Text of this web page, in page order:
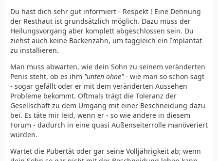
Du hast dich sehr gut informiert - Respekt ! Eine Dehnung
der Resthaut ist grundsätzlich möglich. Dazu muss der
Heilungsvorgang aber komplett abgeschlossen sein. Du
ziehst auch keine Backenzahn, um taggleich ein Implantat
zu installieren.
Man muss abwarten, wie dein Sohn zu seinem veränderten
Penis steht, ob es ihm "unten ohne"- wie man so schön sagt
- sogar gefällt oder er mit dem veränderten Aussehen
Probleme bekommt. Oftmals trägt die Toleranz der
Gesellschaft zu dem Umgang mit einer Beschneidung dazu
bei. Es täte mir leid, wenn er - so wie andere in diesem
Forum - dadurch in eine quasi Außenseiterrolle manöveriert
würden.
Wartet die Pubertät oder gar seine Volljährigkeit ab; wenn